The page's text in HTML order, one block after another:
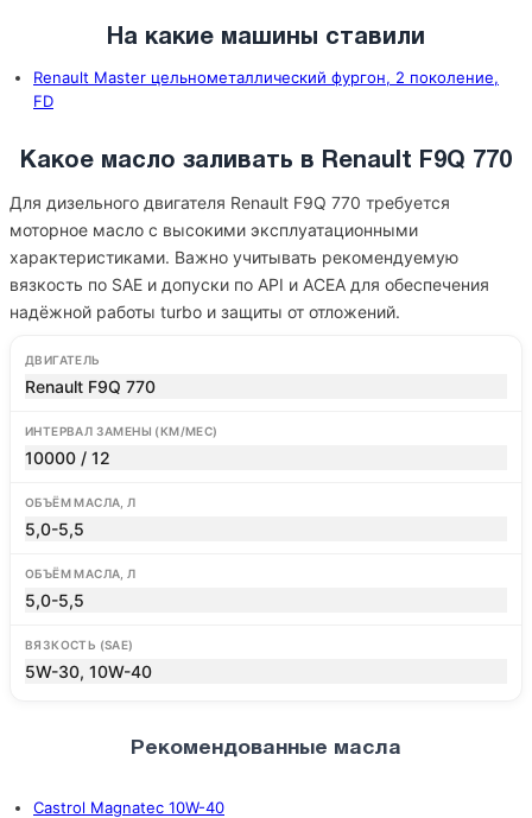
На какие машины ставили
Renault Master цельнометаллический фургон, 2 поколение,
FD
Какое масло заливать в Renault F9Q 770
Для дизельного двигателя Renault F9Q 770 требуется
моторное масло с высокими эксплуатационными
характеристиками. Важно учитывать рекомендуемую
вязкость по SAE и допуски по API и ACEA для обеспечения
надёжной работы turbo и защиты от отложений.
ДВИГАТЕЛЬ
Renault F9Q 770
ИНТЕРВАЛ ЗАМЕНЫ (КМ/МЕС)
10000 / 12
ОБЪЁМ МАСЛА, Л
5,0-5,5
ОБЪЁМ МАСЛА, Л
5,0-5,5
ВЯЗКОСТЬ (SAE)
5W-30, 10W-40
Рекомендованные масла
Castrol Magnatec 10W-40